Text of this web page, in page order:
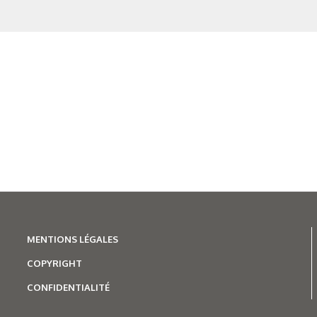
Traitements thermiques
MENTIONS LÉGALES
COPYRIGHT
CONFIDENTIALITÉ